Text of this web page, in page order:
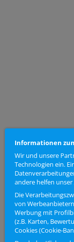
Informationen
Wir und unsere
Technologien ein.
andere helfen
Die
von
Werbung mit
(z.B. Karten,
Cookies (Cookie-